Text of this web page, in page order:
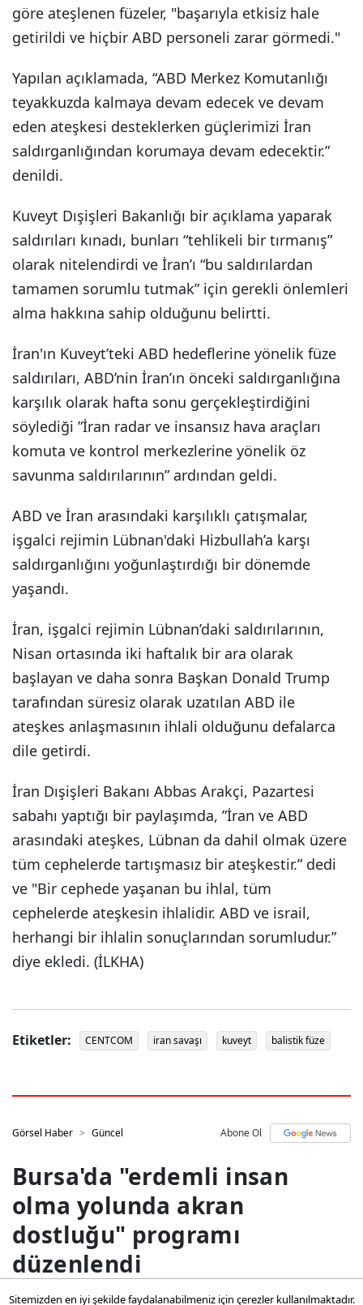
göre ateşlenen füzeler, "başarıyla etkisiz hale
getirildi ve hiçbir ABD personeli zarar görmedi."
Yapılan açıklamada, “ABD Merkez Komutanlığı
teyakkuzda kalmaya devam edecek ve devam
eden ateşkesi desteklerken güçlerimizi İran
saldırganlığından korumaya devam edecektir.”
denildi.
Kuveyt Dışişleri Bakanlığı bir açıklama yaparak
saldırıları kınadı, bunları “tehlikeli bir tırmanış”
olarak nitelendirdi ve İran’ı “bu saldırılardan
tamamen sorumlu tutmak” için gerekli önlemleri
alma hakkına sahip olduğunu belirtti.
İran'ın Kuveyt’teki ABD hedeflerine yönelik füze
saldırıları, ABD’nin İran’ın önceki saldırganlığına
karşılık olarak hafta sonu gerçekleştirdiğini
söylediği ”İran radar ve insansız hava araçları
komuta ve kontrol merkezlerine yönelik öz
savunma saldırılarının” ardından geldi.
ABD ve İran arasındaki karşılıklı çatışmalar,
işgalci rejimin Lübnan'daki Hizbullah’a karşı
saldırganlığını yoğunlaştırdığı bir dönemde
yaşandı.
İran, işgalci rejimin Lübnan’daki saldırılarının,
Nisan ortasında iki haftalık bir ara olarak
başlayan ve daha sonra Başkan Donald Trump
tarafından süresiz olarak uzatılan ABD ile
ateşkes anlaşmasının ihlali olduğunu defalarca
dile getirdi.
İran Dışişleri Bakanı Abbas Arakçi, Pazartesi
sabahı yaptığı bir paylaşımda, ”İran ve ABD
arasındaki ateşkes, Lübnan da dahil olmak üzere
tüm cephelerde tartışmasız bir ateşkestir.” dedi
ve "Bir cephede yaşanan bu ihlal, tüm
cephelerde ateşkesin ihlalidir. ABD ve israil,
herhangi bir ihlalin sonuçlarından sorumludur.”
diye ekledi. (İLKHA)
Etiketler: CENTCOM iran savaşı kuveyt balistik füze
Görsel Haber Güncel Abone Ol
Bursa'da "erdemli insan
olma yolunda akran
dostluğu" programı
düzenlendi
Sitemizden en iyi şekilde faydalanabilmeniz için çerezler kullanılmaktadır.